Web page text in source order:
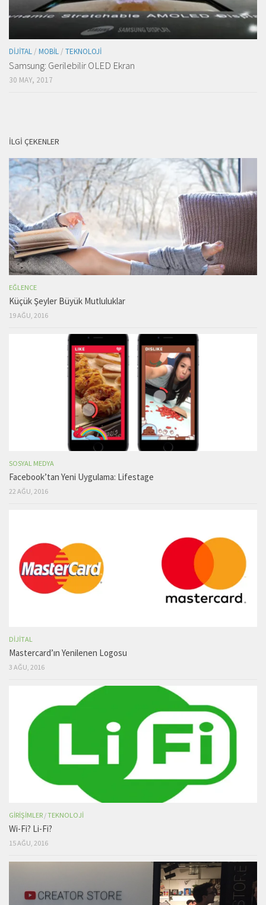
DIJITAL/ MOBIL/ TEKNOLOJI
Samsung: Gerilebilir OLED Ekran
30 MAY, 2017
İLGI ÇEKENLER
EĞLENCE
Küçük Şeyler Büyük Mutluluklar
19 AĞU, 2016
SOSYAL MEDYA
Facebook’tan Yeni Uygulama: Lifestage
22 AĞU, 2016
DIJITAL
Mastercard’ın Yenilenen Logosu
3 AĞU, 2016
GIRIŞIMLER /TEKNOLOJI
Wi-Fi? Li-Fi?
15 AĞU, 2016